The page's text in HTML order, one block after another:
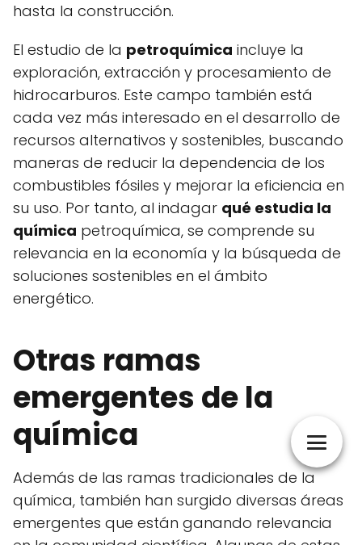
hasta la construcción.
El estudio de la petroquímica incluye la
exploración, extracción y procesamiento de
hidrocarburos. Este campo también está
cada vez más interesado en el desarrollo de
recursos alternativos y sostenibles, buscando
maneras de reducir la dependencia de los
combustibles fósiles y mejorar la eficiencia en
su uso. Por tanto, al indagar qué estudia la
química petroquímica, se comprende su
relevancia en la economía y la búsqueda de
soluciones sostenibles en el ámbito
energético.
Otras ramas
emergentes de la
química
Además de las ramas tradicionales de la
química, también han surgido diversas áreas
emergentes que están ganando relevancia